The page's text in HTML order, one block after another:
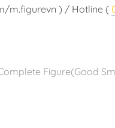
m.figurevn ) / Hotline (
Figure(Good